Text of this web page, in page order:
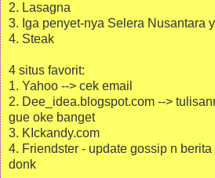
2. Lasagna
3. Iga penyet-nya Selera Nusantara
4. Steak
4 situs favorit:
1. Yahoo --> cek email
2. Dee_idea.blogspot.com -->
gue oke banget
3. KIckandy.com
4. Friendster - update gossip n berita
donk